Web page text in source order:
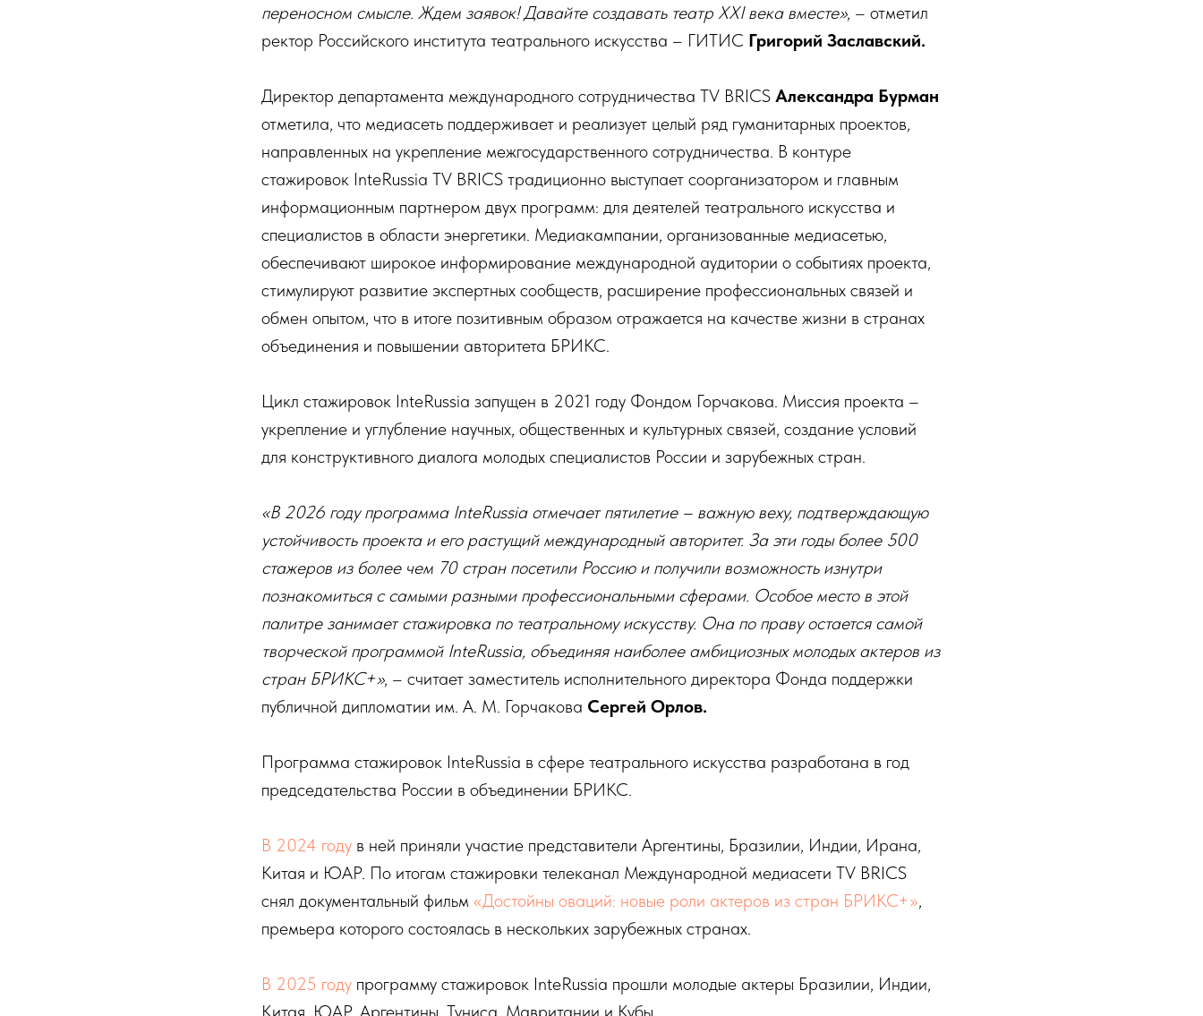
переносном смысле. Ждем заявок! Давайте создавать театр ХХI века вместе», – отметил
ректор Российского института театрального искусства – ГИТИС Григорий Заславский.
Директор департамента международного сотрудничества TV BRICS Александра Бурман
отметила, что медиасеть поддерживает и реализует целый ряд гуманитарных проектов,
направленных на укрепление межгосударственного сотрудничества. В контуре
стажировок InteRussia TV BRICS традиционно выступает соорганизатором и главным
информационным партнером двух программ: для деятелей театрального искусства и
специалистов в области энергетики. Медиакампании, организованные медиасетью,
обеспечивают широкое информирование международной аудитории о событиях проекта,
стимулируют развитие экспертных сообществ, расширение профессиональных связей и
обмен опытом, что в итоге позитивным образом отражается на качестве жизни в странах
объединения и повышении авторитета БРИКС.
Цикл стажировок InteRussia запущен в 2021 году Фондом Горчакова. Миссия проекта –
укрепление и углубление научных, общественных и культурных связей, создание условий
для конструктивного диалога молодых специалистов России и зарубежных стран.
«В 2026 году программа InteRussia отмечает пятилетие – важную веху, подтверждающую
устойчивость проекта и его растущий международный авторитет. За эти годы более 500
стажеров из более чем 70 стран посетили Россию и получили возможность изнутри
познакомиться с самыми разными профессиональными сферами. Особое место в этой
палитре занимает стажировка по театральному искусству. Она по праву остается самой
творческой программой InteRussia, объединяя наиболее амбициозных молодых актеров из
стран БРИКС+», – считает заместитель исполнительного директора Фонда поддержки
публичной дипломатии им. А. М. Горчакова Сергей Орлов.
Программа стажировок InteRussia в сфере театрального искусства разработана в год
председательства России в объединении БРИКС.
В 2024 году в ней приняли участие представители Аргентины, Бразилии, Индии, Ирана,
Китая и ЮАР. По итогам стажировки телеканал Международной медиасети TV BRICS
снял документальный фильм «Достойны оваций: новые роли актеров из стран БРИКС+»,
премьера которого состоялась в нескольких зарубежных странах.
В 2025 году программу стажировок InteRussia прошли молодые актеры Бразилии, Индии,
Китая, ЮАР, Аргентины, Туниса, Мавритании и Кубы.